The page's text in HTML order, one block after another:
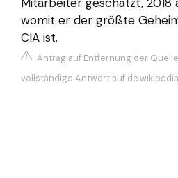
womit er der größte
CIA ist.
Antrag auf Entfernung der Quelle
vollständige Antwort auf